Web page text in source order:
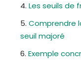
Les seuils de
Comprendre
seuil majoré
Exemple